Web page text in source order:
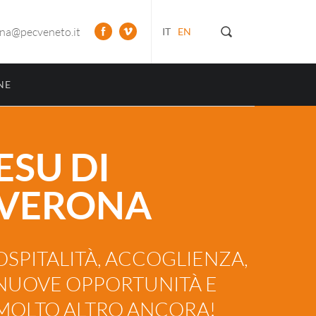
IT EN
DI
ACCOGLIENZA,
OPPORTUNITÀ E
ALTRO ANCORA!